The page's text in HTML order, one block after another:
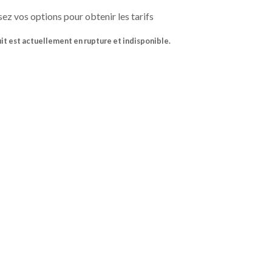
vos options pour obtenir les tarifs
est actuellement en rupture et indisponible.